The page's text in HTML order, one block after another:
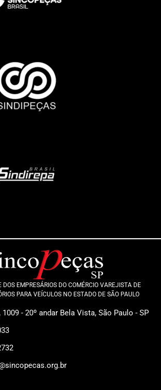
DOS EMPRESÁRIOS DO COMÉRCIO VAREJISTA DE
PARA VEÍCULOS NO ESTADO DE SÃO PAULO
- 20º andar Bela Vista, São Paulo - SP